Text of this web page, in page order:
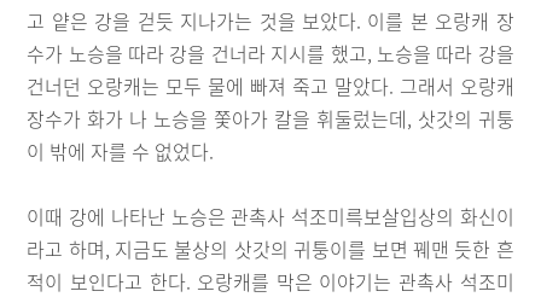
고 얕은 강을 걷듯 지나가는 것을 보았다. 이를 본 오랑캐 장
수가 노승을 따라 강을 건너라 지시를 했고, 노승을 따라 강을
건너던 오랑캐는 모두 물에 빠져 죽고 말았다. 그래서 오랑캐
장수가 화가 나 노승을 쫓아가 칼을 휘둘렀는데, 삿갓의 귀퉁
이 밖에 자를 수 없었다.
이때 강에 나타난 노승은 관촉사 석조미륵보살입상의 화신이
라고 하며, 지금도 불상의 삿갓의 귀퉁이를 보면 꿰맨 듯한 흔
적이 보인다고 한다. 오랑캐를 막은 이야기는 관촉사 석조미